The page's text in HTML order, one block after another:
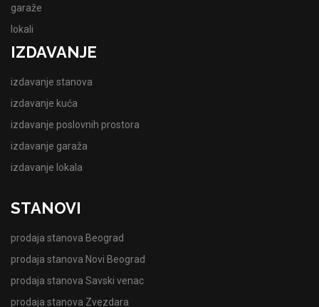
garaže
lokali
IZDAVANJE
izdavanje stanova
izdavanje kuća
izdavanje poslovnih prostora
izdavanje garaža
izdavanje lokala
STANOVI
prodaja stanova Beograd
prodaja stanova Novi Beograd
prodaja stanova Savski venac
prodaja stanova Zvezdara